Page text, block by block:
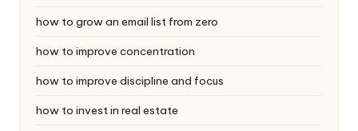
how to grow an email list from zero
how to improve concentration
how to improve discipline and focus
how to invest in real estate